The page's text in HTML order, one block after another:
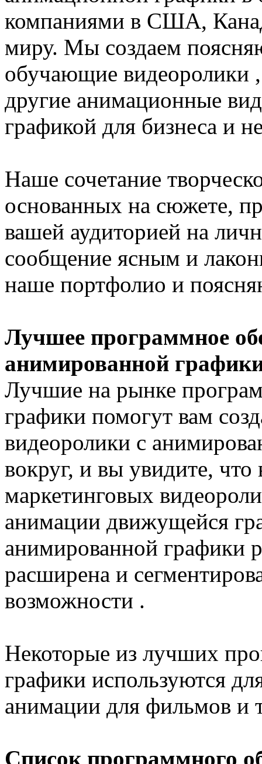
компаниями в США,
миру. Мы создаем
обучающие видеоролики
другие анимационные
графикой для бизнеса и
Наше сочетание
основанных на сюжете,
вашей аудиторией на
сообщение ясным и
наше портфолио и
Лучшее программное
анимированной
Лучшие на рынке
графики помогут вам
видеоролики с
вокруг, и вы увидите,
маркетинговых
анимации движущейся
анимированной графики
расширена и
возможности .
Некоторые из лучших
графики используются
анимации для фильмов и
Список программного